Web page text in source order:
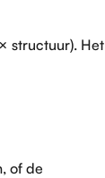
structuur). Het
of de